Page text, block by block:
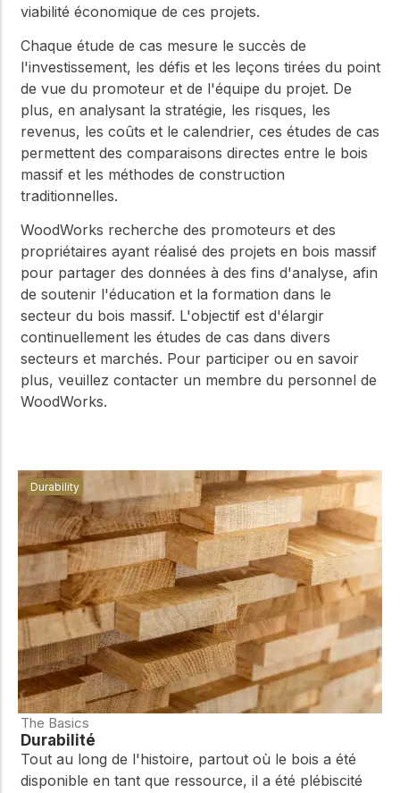
viabilité économique de ces projets.
Chaque étude de cas mesure le succès de
l'investissement, les défis et les leçons tirées du point
de vue du promoteur et de l'équipe du projet. De
plus, en analysant la stratégie, les risques, les
revenus, les coûts et le calendrier, ces études de cas
permettent des comparaisons directes entre le bois
massif et les méthodes de construction
traditionnelles.
WoodWorks recherche des promoteurs et des
propriétaires ayant réalisé des projets en bois massif
pour partager des données à des fins d'analyse, afin
de soutenir l'éducation et la formation dans le
secteur du bois massif. L'objectif est d'élargir
continuellement les études de cas dans divers
secteurs et marchés. Pour participer ou en savoir
plus, veuillez contacter un membre du personnel de
WoodWorks.
Durability
The Basics
Durabilité
Tout au long de l'histoire, partout où le bois a été
disponible en tant que ressource, il a été plébiscité